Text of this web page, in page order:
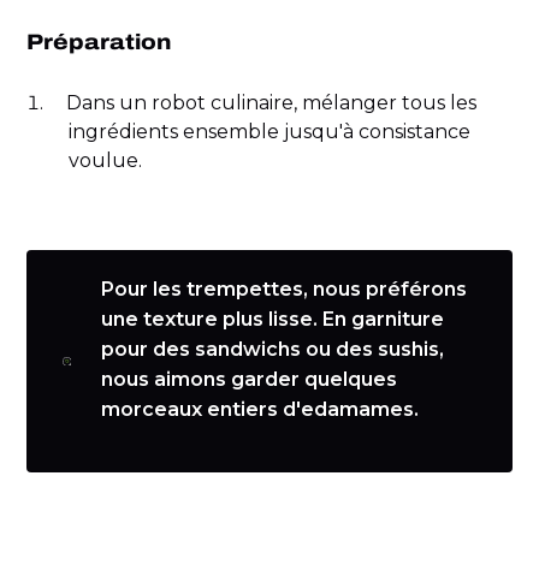
Préparation
Dans un robot culinaire, mélanger tous les
ingrédients ensemble jusqu'à consistance
voulue.
Pour les trempettes, nous préférons
une texture plus lisse. En garniture
pour des sandwichs ou des sushis,
nous aimons garder quelques
morceaux entiers d'edamames.